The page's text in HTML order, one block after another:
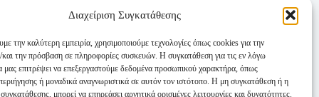
Διαχείριση Συγκατάθεσης
την καλύτερη εμπειρία, χρησιμοποιούμε τεχνολογίες όπως cookies για την
την πρόσβαση σε πληροφορίες συσκευών. Η συγκατάθεση για τις εν λόγω
μας επιτρέψει να επεξεργαστούμε δεδομένα προσωπικού χαρακτήρα, όπως
ή μοναδικά αναγνωριστικά σε αυτόν τον ιστότοπο. Η μη συγκατάθεση ή η
μπορεί να επηρεάσει αρνητικά ορισμένες λειτουργίες και δυνατότητες.